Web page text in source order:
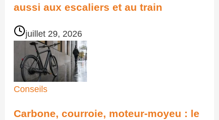
aussi aux escaliers et au train
juillet 29, 2026
Conseils
Carbone, courroie, moteur-moyeu : le